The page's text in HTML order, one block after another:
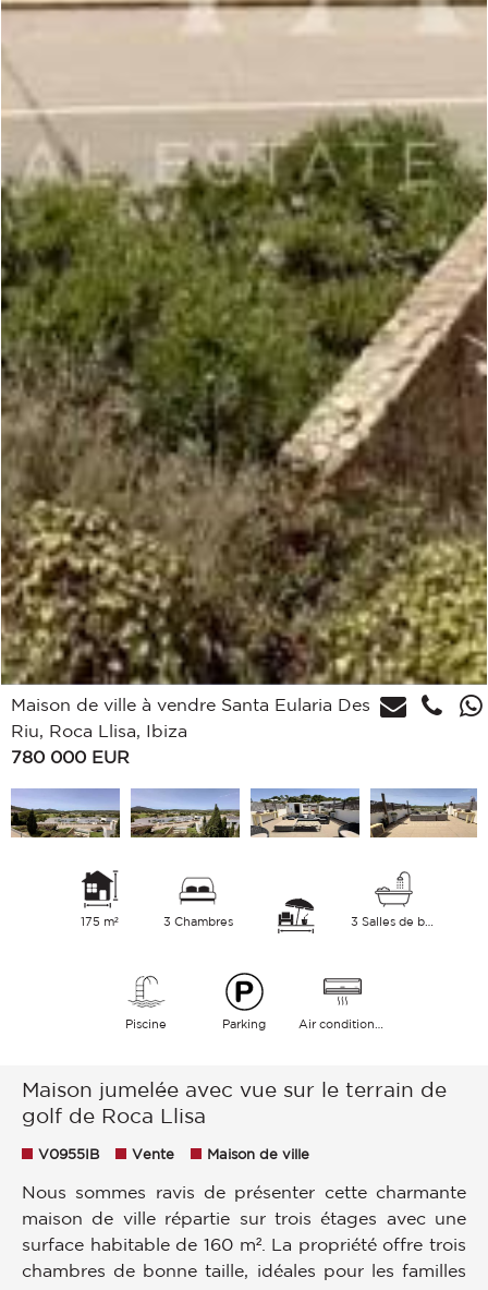
Maison de ville à vendre Santa Eularia Des
Riu, Roca Llisa, Ibiza
780 000 EUR
175 m² 3 Chambres 3 Salles de bains
Piscine Parking
Maison jumelée avec vue sur le terrain de
golf de Roca Llisa
V0955IB Vente Maison de ville
Nous sommes ravis de présenter cette charmante
maison de ville répartie sur trois étages avec une
surface habitable de 160 m². La propriété offre trois
chambres de bonne taille, idéales pour les familles